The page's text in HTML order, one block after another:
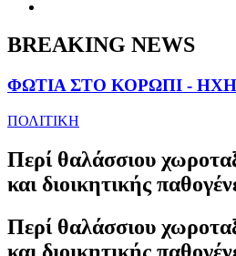
BREAKING NEWS
ΦΩΤΙΑ ΣΤΟ ΚΟΡΩΠΙ -
ΠΟΛΙΤΙΚΗ
Περί θαλάσσιου
και διοικητικής
Περί θαλάσσιου